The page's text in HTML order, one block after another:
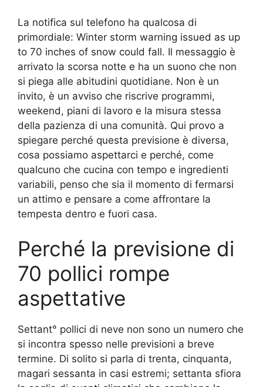
La notifica sul telefono ha qualcosa di
primordiale: Winter storm warning issued as up
to 70 inches of snow could fall. Il messaggio è
arrivato la scorsa notte e ha un suono che non
si piega alle abitudini quotidiane. Non è un
invito, è un avviso che riscrive programmi,
weekend, piani di lavoro e la misura stessa
della pazienza di una comunità. Qui provo a
spiegare perché questa previsione è diversa,
cosa possiamo aspettarci e perché, come
qualcuno che cucina con tempo e ingredienti
variabili, penso che sia il momento di fermarsi
un attimo e pensare a come affrontare la
tempesta dentro e fuori casa.
Perché la previsione di
70 pollici rompe
aspettative
Settant° pollici di neve non sono un numero che
si incontra spesso nelle previsioni a breve
termine. Di solito si parla di trenta, cinquanta,
magari sessanta in casi estremi; settanta sfiora